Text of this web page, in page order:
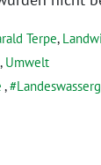
Terpe,
, Umwelt
,